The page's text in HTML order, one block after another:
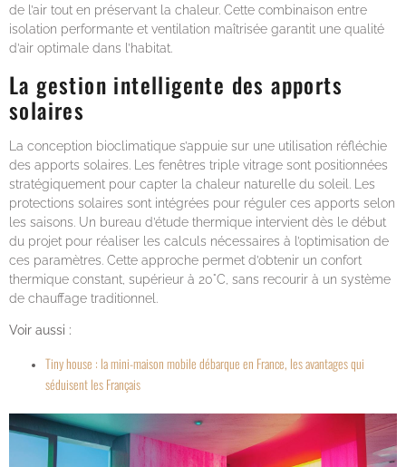
de l’air tout en préservant la chaleur. Cette combinaison entre
isolation performante et ventilation maîtrisée garantit une qualité
d’air optimale dans l’habitat.
La gestion intelligente des apports
solaires
La conception bioclimatique s’appuie sur une utilisation réfléchie
des apports solaires. Les fenêtres triple vitrage sont positionnées
stratégiquement pour capter la chaleur naturelle du soleil. Les
protections solaires sont intégrées pour réguler ces apports selon
les saisons. Un bureau d’étude thermique intervient dès le début
du projet pour réaliser les calculs nécessaires à l’optimisation de
ces paramètres. Cette approche permet d’obtenir un confort
thermique constant, supérieur à 20°C, sans recourir à un système
de chauffage traditionnel.
Voir aussi :
Tiny house : la mini-maison mobile débarque en France, les avantages qui
séduisent les Français